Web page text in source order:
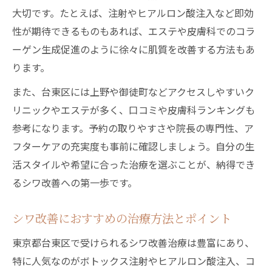
大切です。たとえば、注射やヒアルロン酸注入など即効
性が期待できるものもあれば、エステや皮膚科でのコラ
ーゲン生成促進のように徐々に肌質を改善する方法もあ
ります。
また、台東区には上野や御徒町などアクセスしやすいク
リニックやエステが多く、口コミや皮膚科ランキングも
参考になります。予約の取りやすさや院長の専門性、ア
フターケアの充実度も事前に確認しましょう。自分の生
活スタイルや希望に合った治療を選ぶことが、納得でき
るシワ改善への第一歩です。
シワ改善におすすめの治療方法とポイント
東京都台東区で受けられるシワ改善治療は豊富にあり、
特に人気なのがボトックス注射やヒアルロン酸注入、コ